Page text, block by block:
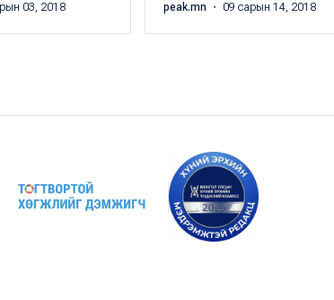
03, 2018 peak.mn ・ 09 сарын 14, 2018